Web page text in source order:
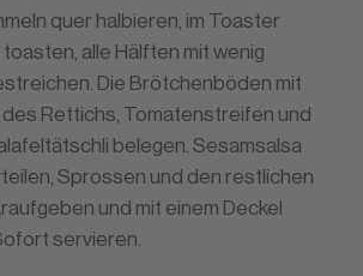
quer halbieren, im Toaster
alle Hälften mit wenig
Die Brötchenböden mit
Rettichs, Tomatenstreifen und
belegen. Sesamsalsa
Sprossen und den restlichen
und mit einem Deckel
servieren.